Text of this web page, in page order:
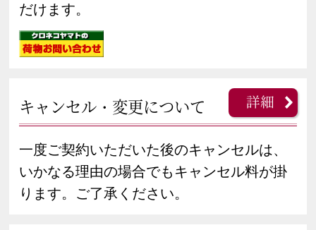
だけます。
キャンセル・変更について
一度ご契約いただいた後のキャンセルは、
いかなる理由の場合でもキャンセル料が掛
ります。ご了承ください。
詳細